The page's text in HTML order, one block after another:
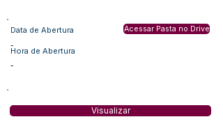
Data de Abertura
-
Hora de Abertura
-
Acessar Pasta no Drive
Visualizar